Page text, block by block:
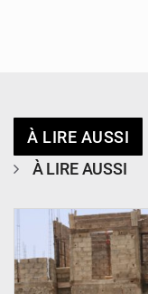
À LIRE AUSSI
À LIRE AUSSI